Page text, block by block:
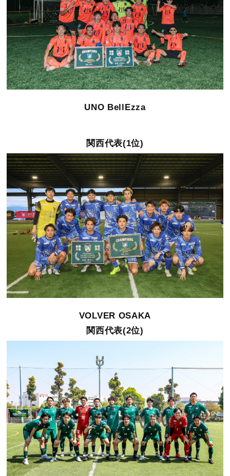
UNO BellEzza
関西代表(1位)
VOLVER OSAKA
関西代表(2位)